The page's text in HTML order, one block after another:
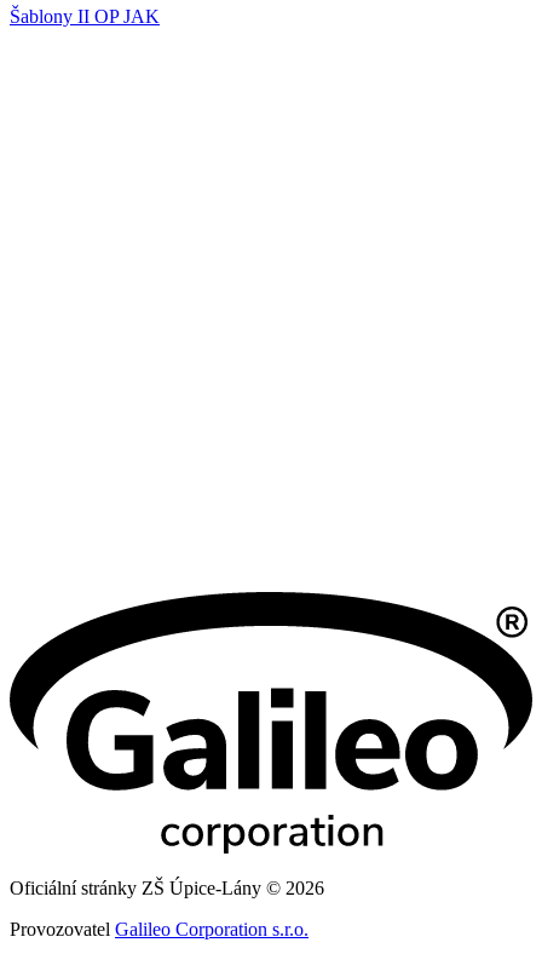
Šablony II OP JAK
Oficiální stránky ZŠ Úpice-Lány © 2026
Provozovatel Galileo Corporation s.r.o.